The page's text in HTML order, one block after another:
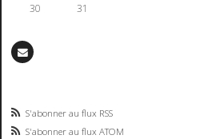
30
31
S'abonner au flux RSS
S'abonner au flux ATOM